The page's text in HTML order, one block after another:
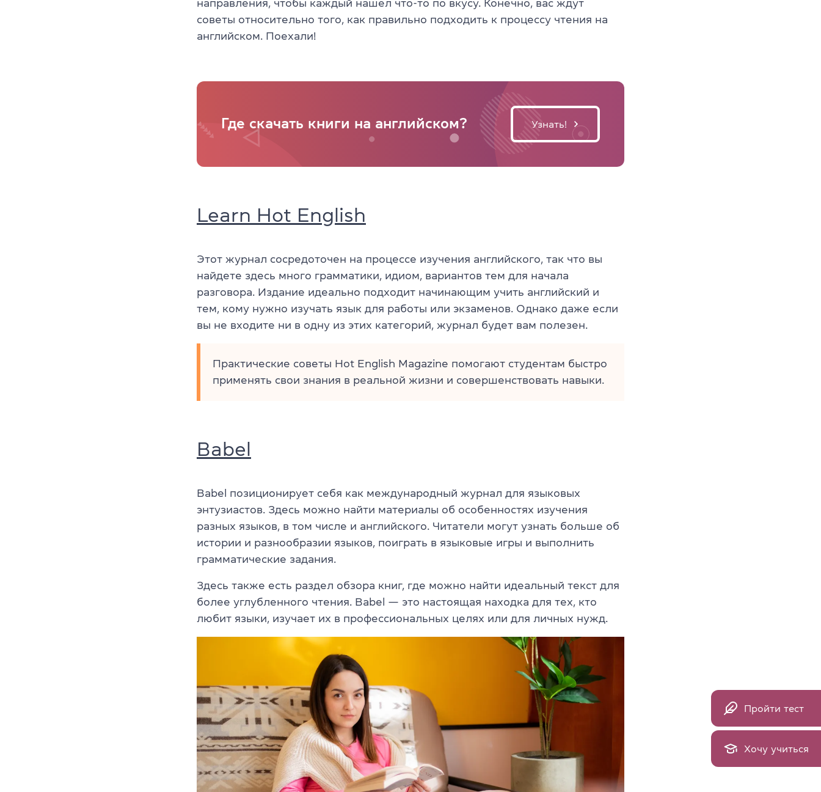
направления, чтобы каждый нашел что-то по вкусу. Конечно, вас ждут
советы относительно того, как правильно подходить к процессу чтения на
английском. Поехали!
Где скачать книги на английском? Узнать!
Learn Hot English
Этот журнал сосредоточен на процессе изучения английского, так что вы
найдете здесь много грамматики, идиом, вариантов тем для начала
разговора. Издание идеально подходит начинающим учить английский и
тем, кому нужно изучать язык для работы или экзаменов. Однако даже если
вы не входите ни в одну из этих категорий, журнал будет вам полезен.
Практические советы Hot English Magazine помогают студентам быстро
применять свои знания в реальной жизни и совершенствовать навыки.
Babel
Babel позиционирует себя как международный журнал для языковых
энтузиастов. Здесь можно найти материалы об особенностях изучения
разных языков, в том числе и английского. Читатели могут узнать больше об
истории и разнообразии языков, поиграть в языковые игры и выполнить
грамматические задания.
Здесь также есть раздел обзора книг, где можно найти идеальный текст для
более углубленного чтения. Babel — это настоящая находка для тех, кто
любит языки, изучает их в профессиональных целях или для личных нужд.
Пройти тест
Хочу учиться